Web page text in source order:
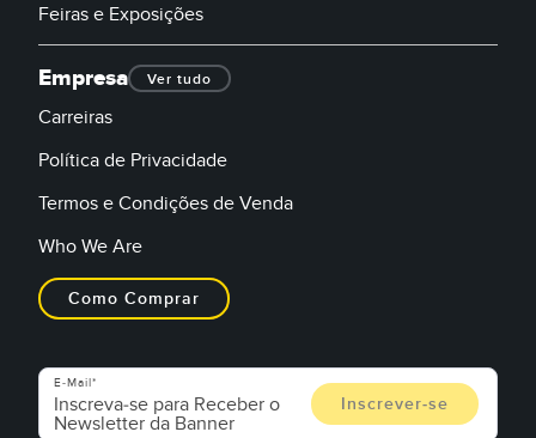
Feiras e Exposições
Empresa Ver tudo
Carreiras
Política de Privacidade
Termos e Condições de Venda
Who We Are
Como Comprar
E-Mail